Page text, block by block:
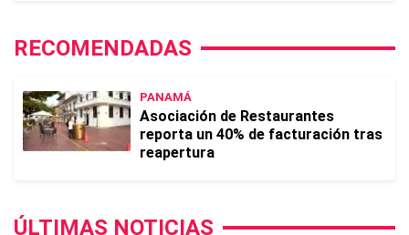
RECOMENDADAS
PANAMÁ
Asociación de Restaurantes
reporta un 40% de facturación tras
reapertura
ÚLTIMAS NOTICIAS